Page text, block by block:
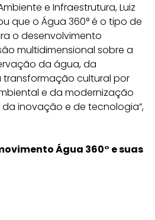
e Infraestrutura, Luiz
que o Água 360° é o tipo de
o desenvolvimento
multidimensional sobre a
da água, da
cultural por
e da modernização
inovação e de tecnologia”,
Água 360° e suas